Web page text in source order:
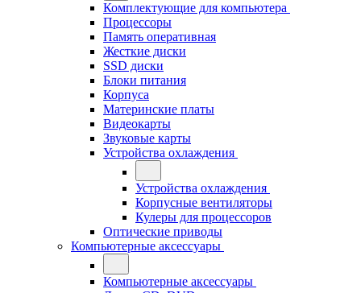
Комплектующие для компьютера
Процессоры
Память оперативная
Жесткие диски
SSD диски
Блоки питания
Корпуса
Материнские платы
Видеокарты
Звуковые карты
Устройства охлаждения
Устройства охлаждения
Корпусные вентиляторы
Кулеры для процессоров
Оптические приводы
Компьютерные аксессуары
Компьютерные аксессуары